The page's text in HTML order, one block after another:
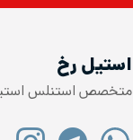
استیل رخ
متخصص استنلس